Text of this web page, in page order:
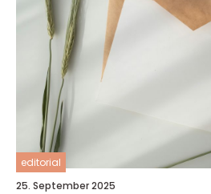
editorial
25. September 2025